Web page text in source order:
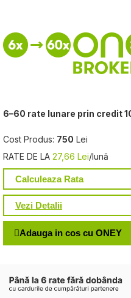
6–60 rate lunare prin credit
Cost Produs: 750 Lei
RATE DE LA 27,66 Lei/lună
Calculeaza Rata
Vezi Detalii
Adauga in cos cu ONEY